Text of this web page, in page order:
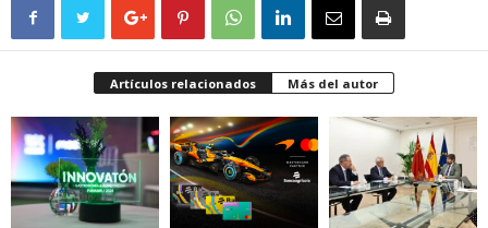
Artículos relacionados Más del autor